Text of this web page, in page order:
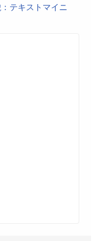
テキストマイニ